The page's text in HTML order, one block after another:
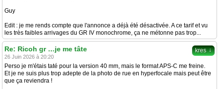
Guy
Edit : je me rends compte que l'annonce a déjà été désactivée. A ce tarif et vu
les très faibles arrivages du GR IV monochrome, ça ne métonne pas trop...
kres ↓
Re: Ricoh gr …je me tâte
26 Juin 2026 à 20:20
Perso je m'étais taté pour la version 40 mm, mais le format APS-C me freine.
Et je ne suis plus trop adepte de la photo de rue en hyperfocale mais peut être
que ça reviendra !